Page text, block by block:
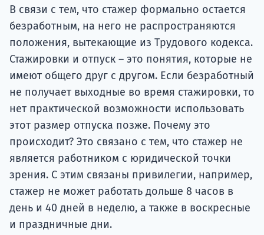
В связи с тем, что стажер формально остается
безработным, на него не распространяются
положения, вытекающие из Трудового кодекса.
Стажировки и отпуск – это понятия, которые не
имеют общего друг с другом. Если безработный
не получает выходные во время стажировки, то
нет практической возможности использовать
этот размер отпуска позже. Почему это
происходит? Это связано с тем, что стажер не
является работником с юридической точки
зрения. С этим связаны привилегии, например,
стажер не может работать дольше 8 часов в
день и 40 дней в неделю, а также в воскресные
и праздничные дни.